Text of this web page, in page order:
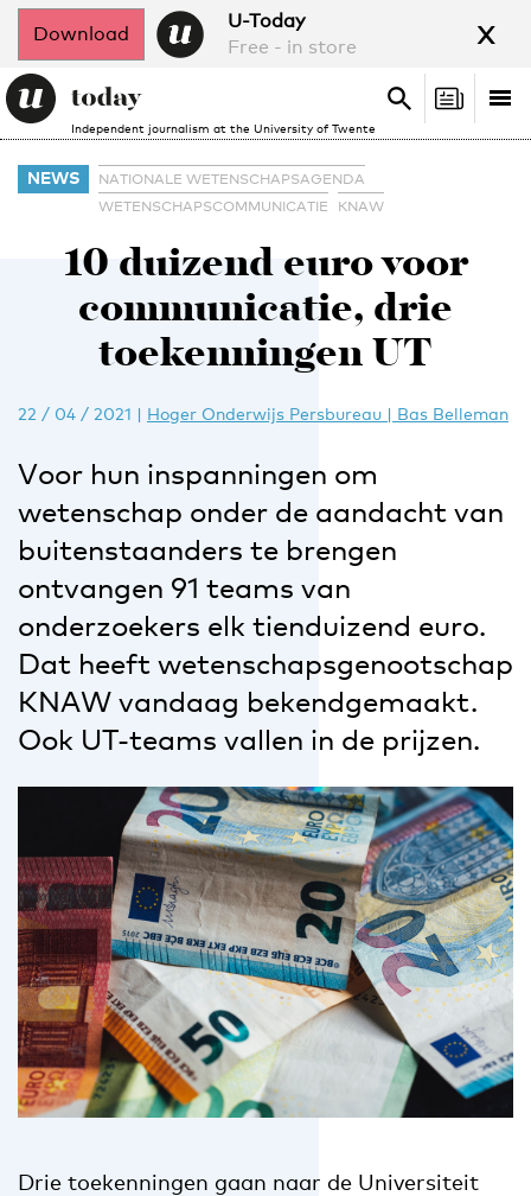
Download
U-Today
Free - in store
x
Independent journalism at the University of Twente
Search
Search
NEWS
NATIONALE WETENSCHAPSAGENDA
WETENSCHAPSCOMMUNICATIE
KNAW
10 duizend euro voor
communicatie, drie
toekenningen UT
22 / 04 / 2021 | Hoger Onderwijs Persbureau | Bas Belleman
Voor hun inspanningen om
wetenschap onder de aandacht van
buitenstaanders te brengen
ontvangen 91 teams van
onderzoekers elk tienduizend euro.
Dat heeft wetenschapsgenootschap
KNAW vandaag bekendgemaakt.
Ook UT-teams vallen in de prijzen.
Drie toekenningen gaan naar de Universiteit